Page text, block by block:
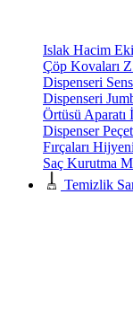
Islak Hacim
Çöp Kovaları
Dispenseri
Dispenseri
Örtüsü Aparatı
Dispenser
Fırçaları
Saç Kurutma
Temizlik